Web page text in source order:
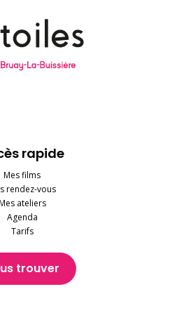
rapide
Mes films
rendez-vous
ateliers
Agenda
Tarifs
trouver